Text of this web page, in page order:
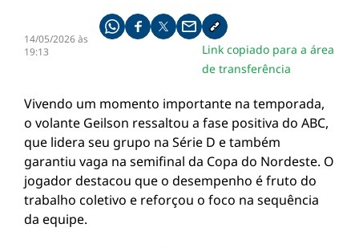
14/05/2026 às
19:13
Compartilhe pelo whatsapp
Compartilhar no facebook
Compartilhar no twitter
Compartilhe pelo email
Copiar link da notícia
Link copiado para a área
de transferência
Vivendo um momento importante na temporada,
o volante Geilson ressaltou a fase positiva do ABC,
que lidera seu grupo na Série D e também
garantiu vaga na semifinal da Copa do Nordeste. O
jogador destacou que o desempenho é fruto do
trabalho coletivo e reforçou o foco na sequência
da equipe.